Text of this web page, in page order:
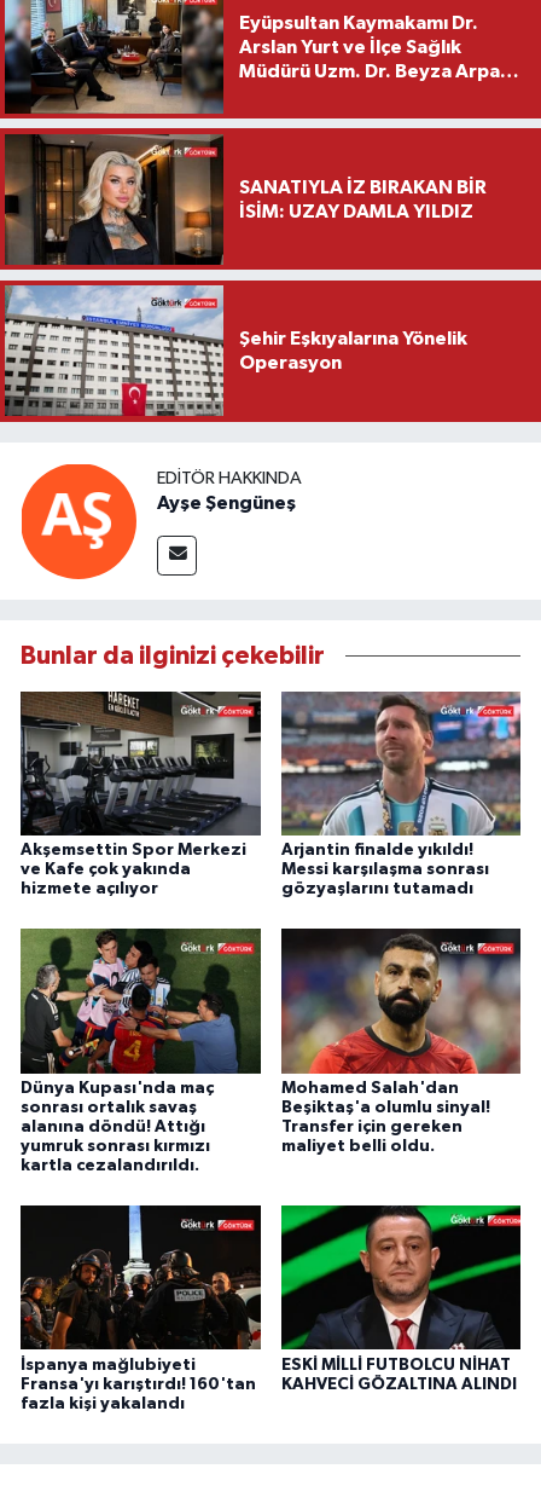
Eyüpsultan Kaymakamı Dr.
Arslan Yurt ve İlçe Sağlık
Müdürü Uzm. Dr. Beyza Arpacı
Ziyareti
SANATIYLA İZ BIRAKAN BİR
İSİM: UZAY DAMLA YILDIZ
Şehir Eşkıyalarına Yönelik
Operasyon
EDITÖR HAKKINDA
Ayşe Şengüneş
Bunlar da ilginizi çekebilir
Akşemsettin Spor Merkezi
ve Kafe çok yakında
hizmete açılıyor
Arjantin finalde yıkıldı!
Messi karşılaşma sonrası
gözyaşlarını tutamadı
Dünya Kupası'nda maç
sonrası ortalık savaş
alanına döndü! Attığı
yumruk sonrası kırmızı
kartla cezalandırıldı.
Mohamed Salah'dan
Beşiktaş'a olumlu sinyal!
Transfer için gereken
maliyet belli oldu.
İspanya mağlubiyeti
Fransa'yı karıştırdı! 160'tan
fazla kişi yakalandı
ESKİ MİLLİ FUTBOLCU NİHAT
KAHVECİ GÖZALTINA ALINDI